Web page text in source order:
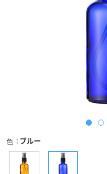
色 ブルー